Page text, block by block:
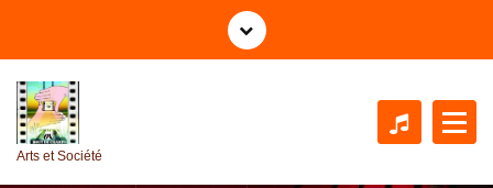
l
Arts et Société